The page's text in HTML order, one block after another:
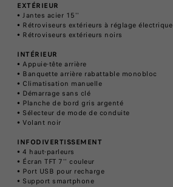
EXTÉRIEUR
• Jantes acier 15''
• Rétroviseurs extérieurs à réglage électrique
• Rétroviseurs extérieurs noirs
INTÉRIEUR
• Appuie-tête arrière
• Banquette arrière rabattable monobloc
• Climatisation manuelle
• Démarrage sans clé
• Planche de bord gris argenté
• Sélecteur de mode de conduite
• Volant noir
INFODIVERTISSEMENT
• 4 haut-parleurs
• Écran TFT 7'' couleur
• Port USB pour recharge
• Support smartphone